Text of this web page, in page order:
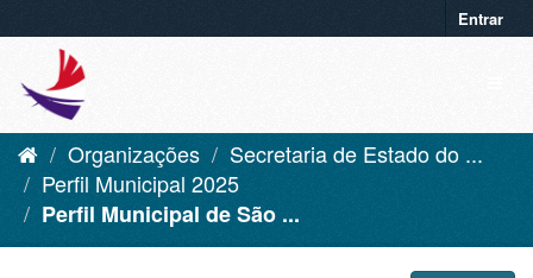
Entrar
Organizações
Secretaria de Estado do ...
Perfil Municipal 2025
Perfil Municipal de São ...